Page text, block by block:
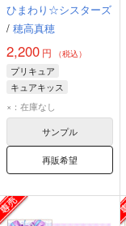
ひまわり☆シスターズ
/ 穂高真穂
2,200 円 （税込）
プリキュア
キュアキッス
×：在庫なし
サンプル
再販希望